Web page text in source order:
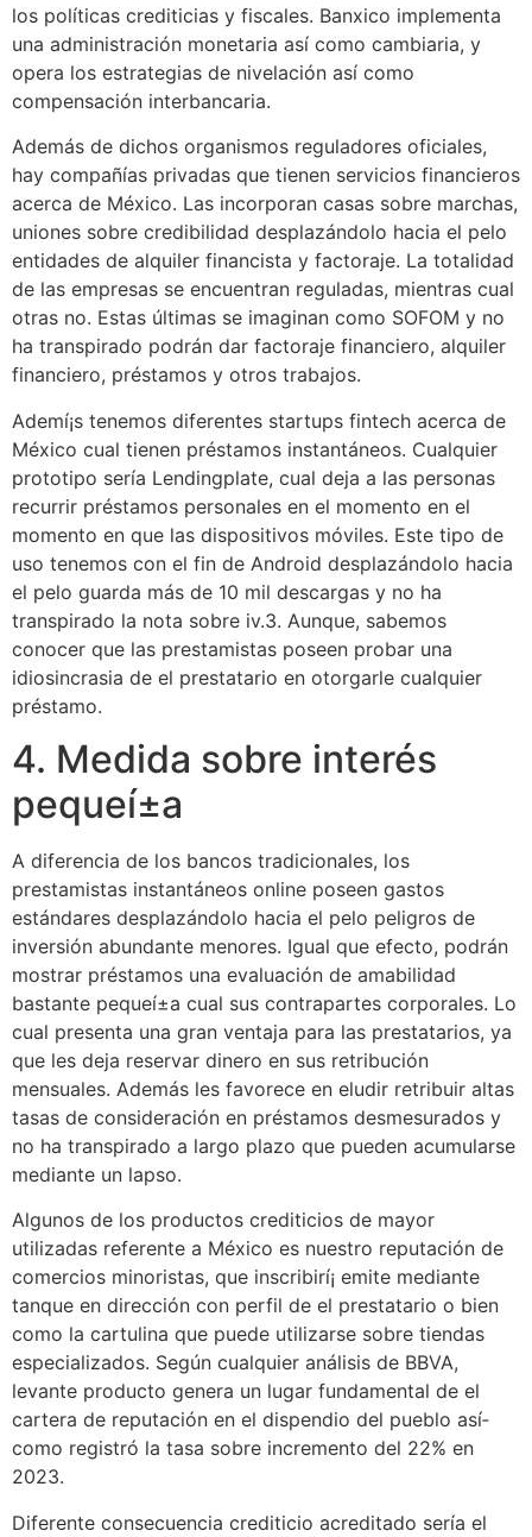
los políticas crediticias y fiscales. Banxico implementa
una administración monetaria así­ como cambiaria, y
opera los estrategias de nivelación así­ como
compensación interbancaria.
Además de dichos organismos reguladores oficiales,
hay compañías privadas que tienen servicios financieros
acerca de México. Las incorporan casas sobre marchas,
uniones sobre credibilidad desplazándolo hacia el pelo
entidades de alquiler financista y factoraje. La totalidad
de las empresas se encuentran reguladas, mientras cual
otras no. Estas últimas se imaginan como SOFOM y no
ha transpirado podrán dar factoraje financiero, alquiler
financiero, préstamos y otros trabajos.
Ademí¡s tenemos diferentes startups fintech acerca de
México cual tienen préstamos instantáneos. Cualquier
prototipo serí­a Lendingplate, cual deja a las personas
recurrir préstamos personales en el momento en el
momento en que las dispositivos móviles. Este tipo de
uso tenemos con el fin de Android desplazándolo hacia
el pelo guarda más de 10 mil descargas y no ha
transpirado la nota sobre iv.3. Aunque, sabemos
conocer que las prestamistas poseen probar una
idiosincrasia de el prestatario en otorgarle cualquier
préstamo.
4. Medida sobre interés
pequeí±a
A diferencia de los bancos tradicionales, los
prestamistas instantáneos online poseen gastos
estándares desplazándolo hacia el pelo peligros de
inversión abundante menores. Igual que efecto, podrán
mostrar préstamos una evaluación de amabilidad
bastante pequeí±a cual sus contrapartes corporales. Lo
cual presenta una gran ventaja para las prestatarios, ya
que les deja reservar dinero en sus retribución
mensuales. Además les favorece en eludir retribuir altas
tasas de consideración en préstamos desmesurados y
no ha transpirado a largo plazo que pueden acumularse
mediante un lapso.
Algunos de los productos crediticios de mayor
utilizadas referente a México es nuestro reputación de
comercios minoristas, que inscribirí¡ emite mediante
tanque en dirección con perfil de el prestatario o bien
como la cartulina que puede utilizarse sobre tiendas
especializados. Según cualquier análisis de BBVA,
levante producto genera un lugar fundamental de el
cartera de reputación en el dispendio del pueblo así­
como registró la tasa sobre incremento del 22% en
2023.
Diferente consecuencia crediticio acreditado serí­a el